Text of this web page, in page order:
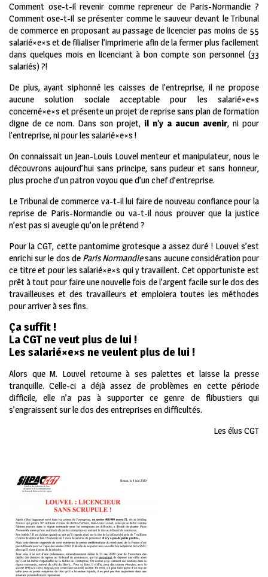
Comment ose-t-il revenir comme repreneur de Paris-Normandie ?
Comment ose-t-il se présenter comme le sauveur devant le Tribunal
de commerce en proposant au passage de licencier pas moins de 55
salarié×e×s et de filialiser l’imprimerie afin de la fermer plus facilement
dans quelques mois en licenciant à bon compte son personnel (33
salariés) ?!
De plus, ayant siphonné les caisses de l’entreprise, il ne propose
aucune solution sociale acceptable pour les salarié×e×s
concerné×e×s et présente un projet de reprise sans plan de formation
digne de ce nom. Dans son projet, il n’y a aucun avenir, ni pour
l’entreprise, ni pour les salarié×e×s !
On connaissait un Jean-Louis Louvel menteur et manipulateur, nous le
découvrons aujourd’hui sans principe, sans pudeur et sans honneur,
plus proche d’un patron voyou que d’un chef d’entreprise.
Le Tribunal de commerce va-t-il lui faire de nouveau confiance pour la
reprise de Paris-Normandie ou va-t-il nous prouver que la justice
n’est pas si aveugle qu’on le prétend ?
Pour la CGT, cette pantomime grotesque a assez duré ! Louvel s’est
enrichi sur le dos de Paris Normandiesans aucune considération pour
ce titre et pour les salarié×e×s qui y travaillent. Cet opportuniste est
prêt à tout pour faire une nouvelle fois de l’argent facile sur le dos des
travailleuses et des travailleurs et emploiera toutes les méthodes
pour arriver à ses fins.
Ça suffit !
La CGT ne veut plus de lui !
Les salarié×e×s ne veulent plus de lui !
Alors que M. Louvel retourne à ses palettes et laisse la presse
tranquille. Celle-ci a déjà assez de problèmes en cette période
difficile, elle n’a pas à supporter ce genre de flibustiers qui
s’engraissent sur le dos des entreprises en difficultés.
Les élus CGT